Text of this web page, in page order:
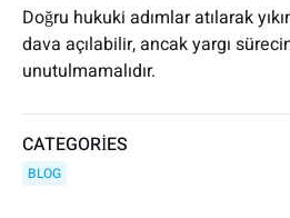
Doğru hukuki adımlar atılarak
dava açılabilir, ancak yargı
unutulmamalıdır.
CATEGORIES
BLOG